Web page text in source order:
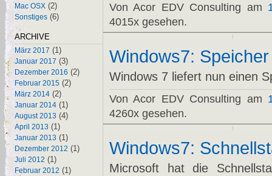
Mac OSX (2)
Sonstiges (6)
ARCHIVE
März 2017 (1)
Januar 2017 (3)
Dezember 2016 (2)
Februar 2015 (2)
März 2014 (2)
Januar 2014 (1)
August 2013 (4)
April 2013 (1)
Januar 2013 (1)
Dezember 2012 (1)
Juli 2012 (1)
Februar 2012 (1)
Von Acor EDV Consulting am
4015x gesehen.
Windows7: Speicher
Windows 7 liefert nun einen
Von Acor EDV Consulting am
4260x gesehen.
Windows7:
Microsoft hat die